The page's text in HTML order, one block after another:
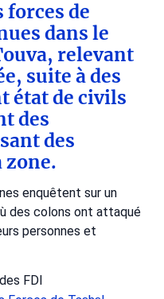
de
dans le
relevant
suite à des
état de civils
des
des
zone.
enquêtent sur un
des colons ont attaqué
personnes et
FDI